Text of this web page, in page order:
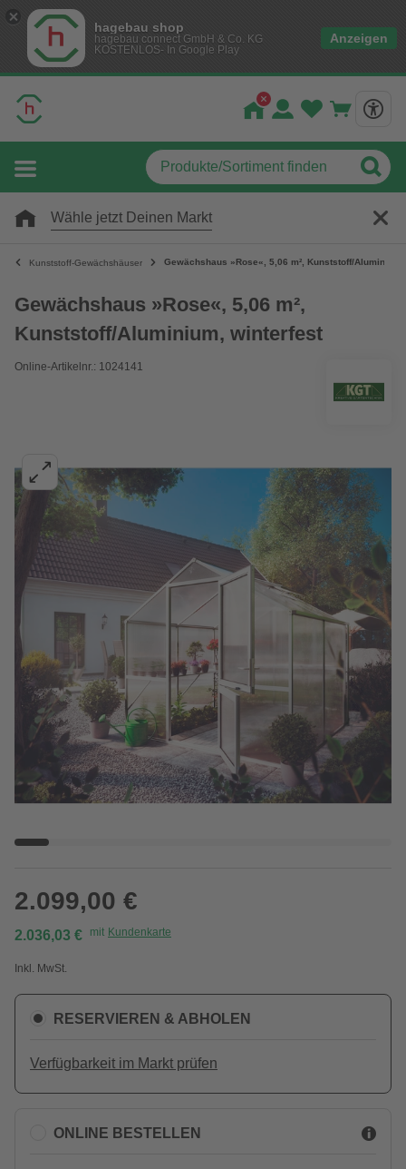
hagebau shop
hagebau connect GmbH & Co. KG
KOSTENLOS- In Google Play
Anzeigen
Wähle jetzt Deinen Markt
Kunststoff-Gewächshäuser Gewächshaus »Rose«, 5,06 m², Kunststoff/
Gewächshaus »Rose«, 5,06 m²,
Kunststoff/Aluminium, winterfest
Online-Artikelnr.: 1024141
2.099,00 €
2.036,03 € mit Kundenkarte
Inkl. MwSt.
RESERVIEREN & ABHOLEN
Verfügbarkeit im Markt prüfen
ONLINE BESTELLEN